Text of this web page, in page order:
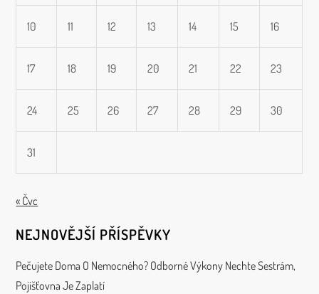
p
ř
í
s
p
ě
v
e
k
10 11 12 13 14 15 16
17 18 19 20 21 22 23
24 25 26 27 28 29 30
31
« Čvc
NEJNOVĚJŠÍ PŘÍSPĚVKY
Pečujete Doma O Nemocného? Odborné Výkony Nechte Sestrám,
Pojišťovna Je Zaplatí